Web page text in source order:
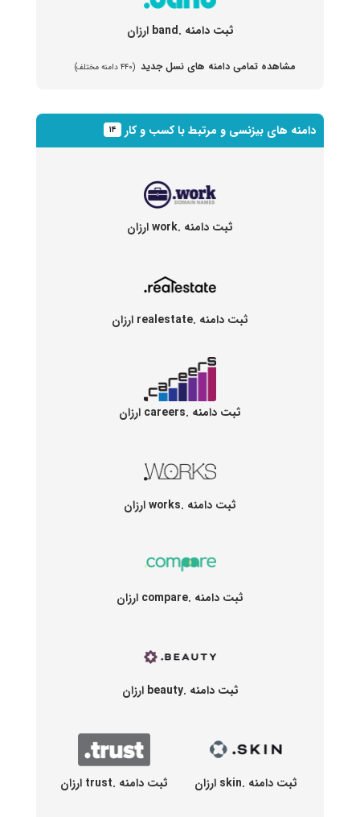
ثبت دامنه .band ارزان
مشاهده تمامی دامنه های نسل جدید (۴۴۰ دامنه مختلف)
دامنه های بیزنسی و مرتبط با کسب و کار ۱۴
ثبت دامنه .work ارزان
ثبت دامنه .realestate ارزان
ثبت دامنه .careers ارزان
ثبت دامنه .works ارزان
ثبت دامنه .compare ارزان
ثبت دامنه .beauty ارزان
ثبت دامنه .skin ارزان ثبت دامنه .trust ارزان